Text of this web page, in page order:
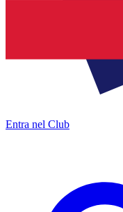
Entra nel Club